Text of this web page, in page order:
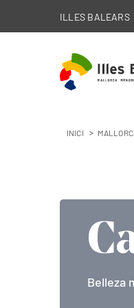
ILLES BALEARS
Belleza
INICI